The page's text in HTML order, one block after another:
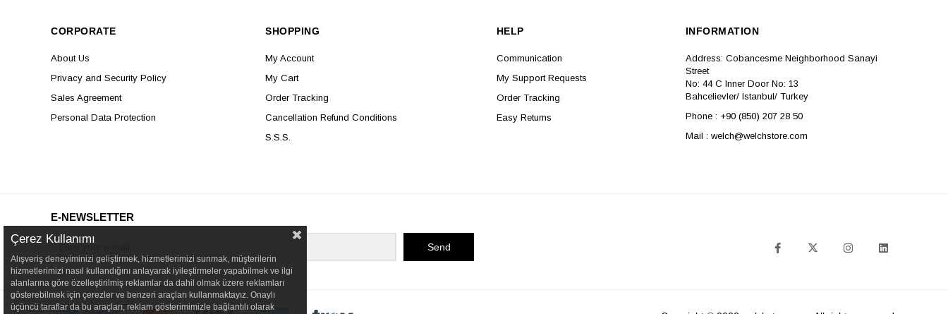
CORPORATE
About Us
Privacy and Security Policy
Sales Agreement
Personal Data Protection
SHOPPING
My Account
My Cart
Order Tracking
Cancellation Refund Conditions
S.S.S.
HELP
Communication
My Support Requests
Order Tracking
Easy Returns
INFORMATION
Address: Cobancesme Neighborhood Sanayi
Street
No: 44 C Inner Door No: 13
Bahcelievler/ Istanbul/ Turkey
Phone : +90 (850) 207 28 50
Mail : welch@welchstore.com
E-NEWSLETTER
Send
Çerez Kullanımı
Alışveriş deneyiminizi geliştirmek, hizmetlerimizi sunmak, müşterilerin
hizmetlerimizi nasıl kullandığını anlayarak iyileştirmeler yapabilmek ve ilgi
alanlarına göre özelleştirilmiş reklamlar da dahil olmak üzere reklamları
gösterebilmek için çerezler ve benzeri araçları kullanmaktayız. Onaylı
üçüncü taraflar da bu araçları, reklam gösterimimizle bağlantılı olarak